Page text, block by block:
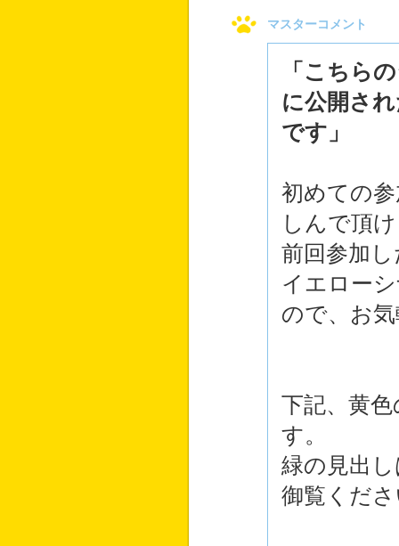
マスターコメント
「こちら
に公開さ
です」
初めての
しんで頂
前回参加
イエロー
ので、お
下記、黄
す。
緑の見出
御覧くだ